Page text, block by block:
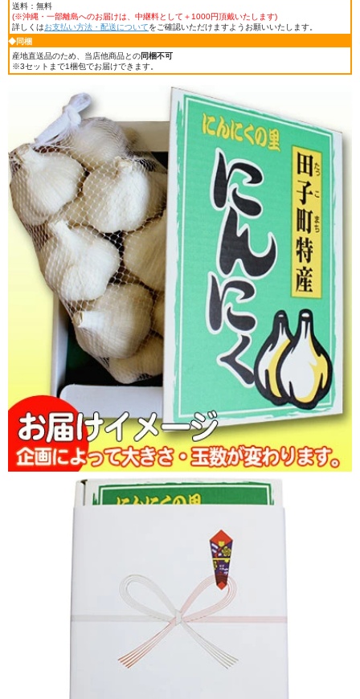
送料：無料
(※沖縄・一部離島へのお届けは、中継料として＋1000円頂戴いたします)
詳しくはお支払い方法・配送についてをご確認いただけますようお願いいたします。
◆同梱
産地直送品のため、当店他商品との同梱不可
※3セットまで1梱包でお届けできます。